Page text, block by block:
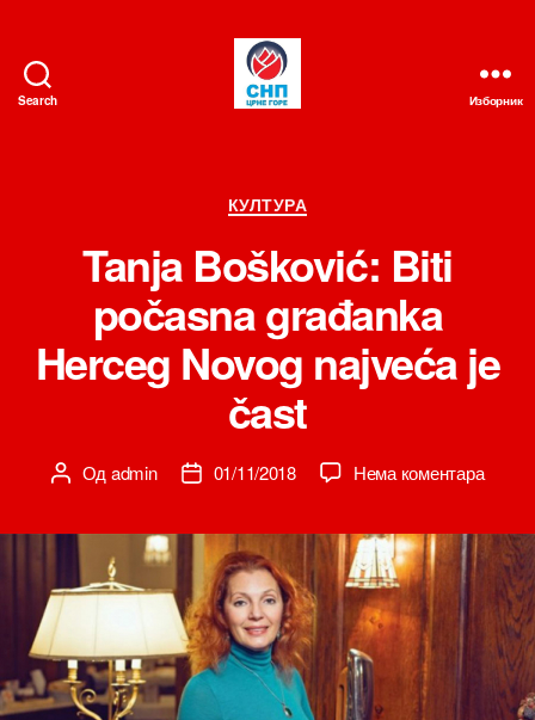
Search Изборник
Категорије
КУЛТУРА
Tanja Bošković: Biti
počasna građanka
Herceg Novog najveća je
čast
Аутор
Одadmin
Датум01/11/2018 Нема коментарана
Biti
Novog